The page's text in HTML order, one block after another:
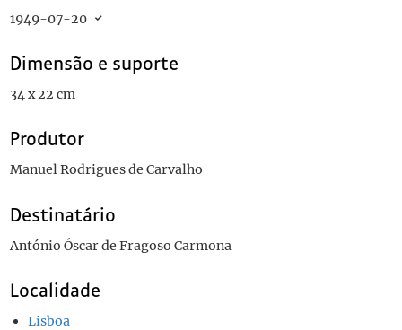
1949-07-20
Dimensão e suporte
34 x 22 cm
Produtor
Manuel Rodrigues de Carvalho
Destinatário
António Óscar de Fragoso Carmona
Localidade
Lisboa